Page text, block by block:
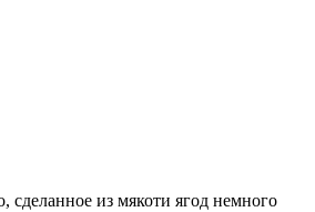
сделанное из мякоти ягод немного